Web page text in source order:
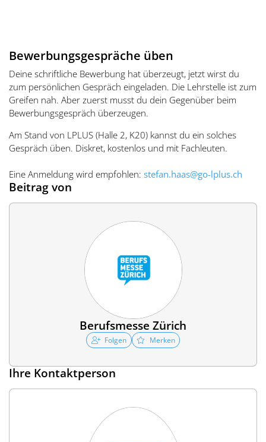
Bewerbungsgespräche üben
Deine schriftliche Bewerbung hat überzeugt, jetzt wirst du
zum persönlichen Gespräch eingeladen. Die Lehrstelle ist zum
Greifen nah. Aber zuerst musst du dein Gegenüber beim
Bewerbungsgespräch überzeugen.
Am Stand von LPLUS (Halle 2, K20) kannst du ein solches
Gespräch üben. Diskret, kostenlos und mit Fachleuten.
Eine Anmeldung wird empfohlen: stefan.haas@go-lplus.ch
Beitrag von
Berufsmesse Zürich
Folgen Merken
Ihre Kontaktperson